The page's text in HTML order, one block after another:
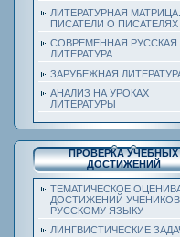
ЛИТЕРАТУРНАЯ МАТРИЦА.
ПИСАТЕЛИ О ПИСАТЕЛЯХ
СОВРЕМЕННАЯ РУССКАЯ
ЛИТЕРАТУРА
ЗАРУБЕЖНАЯ
АНАЛИЗ НА УРОКАХ
ЛИТЕРАТУРЫ
ПРОВЕРКА УЧЕБНЫХ
ДОСТИЖЕНИЙ
ТЕМАТИЧЕСКОЕ
ДОСТИЖЕНИЙ
РУССКОМУ ЯЗЫКУ
ЛИНГВИСТИЧЕСКИЕ